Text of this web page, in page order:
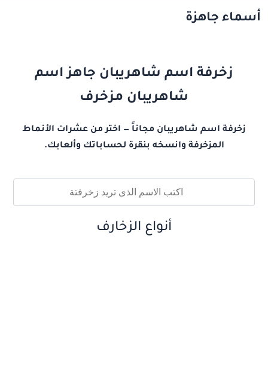
أسماء جاهزة
زخرفة اسم شاهريبان جاهز اسم
شاهريبان مزخرف
زخرفة اسم شاهريبان مجاناً — اختر من عشرات الأنماط
المزخرفة وانسخه بنقرة لحساباتك وألعابك.
أنواع الزخارف